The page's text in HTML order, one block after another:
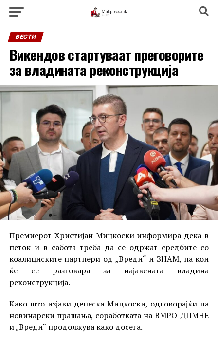
ВЕСТИ
Викендов стартуваат преговорите
за владината реконструкција
Премиерот Христијан Мицкоски информира дека в
петок и в сабота треба да се одржат средбите со
коалициските партнери од „Вреди“ и ЗНАМ, на кои
ќе се разговара за најавената владина
реконструкција.
Како што изјави денеска Мицкоски, одговорајќи на
новинарски прашања, соработката на ВМРО-ДПМНЕ
и „Вреди“ продолжува како досега.